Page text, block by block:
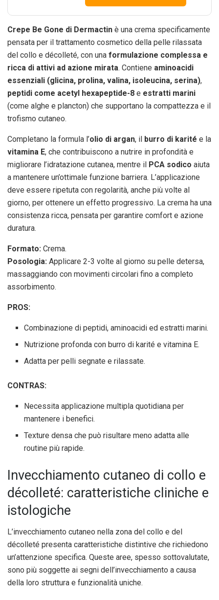
Crepe Be Gone di Dermactin è una crema specificamente
pensata per il trattamento cosmetico della pelle rilassata
del collo e décolleté, con una formulazione complessa e
ricca di attivi ad azione mirata. Contiene aminoacidi
essenziali (glicina, prolina, valina, isoleucina, serina),
peptidi come acetyl hexapeptide-8 e estratti marini
(come alghe e plancton) che supportano la compattezza e il
trofismo cutaneo.
Completano la formula l’olio di argan, il burro di karité e la
vitamina E, che contribuiscono a nutrire in profondità e
migliorare l’idratazione cutanea, mentre il PCA sodico aiuta
a mantenere un’ottimale funzione barriera. L’applicazione
deve essere ripetuta con regolarità, anche più volte al
giorno, per ottenere un effetto progressivo. La crema ha una
consistenza ricca, pensata per garantire comfort e azione
duratura.
Formato: Crema.
Posologia: Applicare 2-3 volte al giorno su pelle detersa,
massaggiando con movimenti circolari fino a completo
assorbimento.
PROS:
Combinazione di peptidi, aminoacidi ed estratti marini.
Nutrizione profonda con burro di karité e vitamina E.
Adatta per pelli segnate e rilassate.
CONTRAS:
Necessita applicazione multipla quotidiana per
mantenere i benefici.
Texture densa che può risultare meno adatta alle
routine più rapide.
Invecchiamento cutaneo di collo e
décolleté: caratteristiche cliniche e
istologiche
L’invecchiamento cutaneo nella zona del collo e del
décolleté presenta caratteristiche distintive che richiedono
un’attenzione specifica. Queste aree, spesso sottovalutate,
sono più soggette ai segni dell’invecchiamento a causa
della loro struttura e funzionalità uniche.